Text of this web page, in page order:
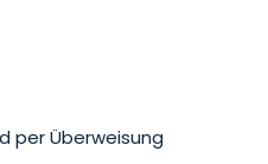
per Überweisung